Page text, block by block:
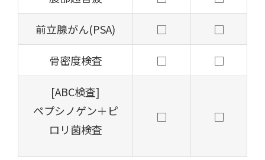
前立腺がん(PSA) □ □
骨密度検査 □ □
[ABC検査]
ペプシノゲン＋ピ
ロリ菌検査
□ □